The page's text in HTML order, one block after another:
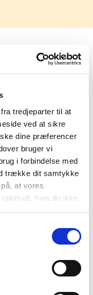
tredjeparter til at
ved at sikre
dine præferencer
bruger vi
i forbindelse med
trække dit samtykke
at vores
hvis du ikke
et samtykke.
i dansk og